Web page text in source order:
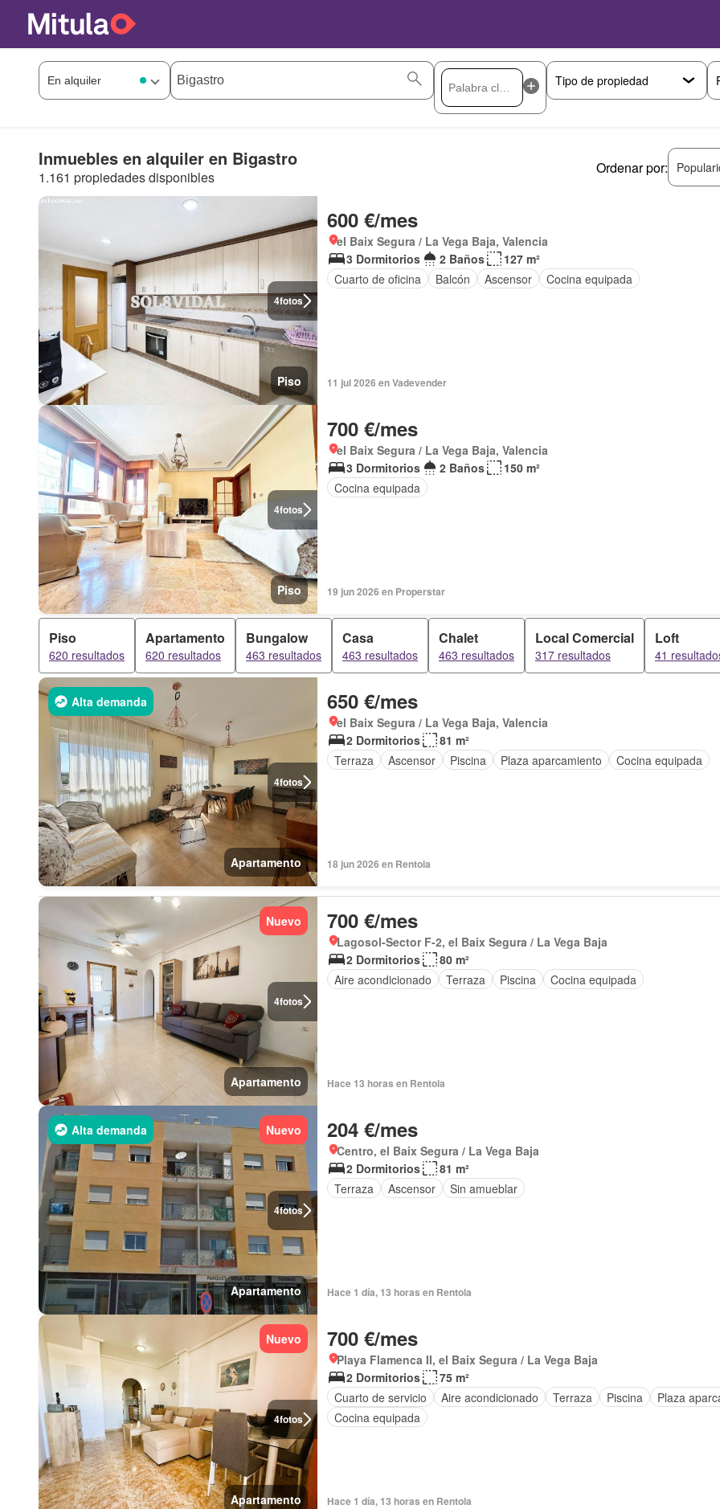
Inmuebles en alquiler en Bigastro
1.161 propiedades disponibles
Ordenar por:
4fotos
Piso
600 €/mes
el Baix Segura / La Vega Baja, Valencia
3 Dormitorios
2 Baños
127 m²
Cuarto de oficina
Balcón Ascensor Cocina equipada
11 jul 2026 en Vadevender
4fotos
Piso
700 €/mes
el Baix Segura / La Vega Baja, Valencia
3 Dormitorios
2 Baños
150 m²
Cocina equipada
19 jun 2026 en Properstar
Piso
620 resultados
Apartamento
620 resultados
Bungalow
463 resultados
Casa
463 resultados
Chalet
463 resultados
Local Comercial
317 resultados
Loft
41
4fotos
Alta demanda
Apartamento
650 €/mes
el Baix Segura / La Vega Baja, Valencia
2 Dormitorios
81 m²
Terraza
Ascensor Piscina Plaza aparcamiento Cocina equipada
18 jun 2026 en Rentola
4fotos
Nuevo
Apartamento
700 €/mes
Lagosol-Sector F-2, el Baix Segura / La Vega Baja
2 Dormitorios
80 m²
Aire acondicionado
Terraza Piscina Cocina equipada
Hace 13 horas en Rentola
4fotos
Alta demanda Nuevo
Apartamento
204 €/mes
Centro, el Baix Segura / La Vega Baja
2 Dormitorios
81 m²
Terraza
Ascensor Sin amueblar
Hace 1 día, 13 horas en Rentola
4fotos
Nuevo
Apartamento
700 €/mes
Playa Flamenca II, el Baix Segura / La Vega Baja
2 Dormitorios
75 m²
Cuarto de servicio
Aire acondicionado Terraza Piscina
Plaza
Cocina equipada
Hace 1 día, 13 horas en Rentola